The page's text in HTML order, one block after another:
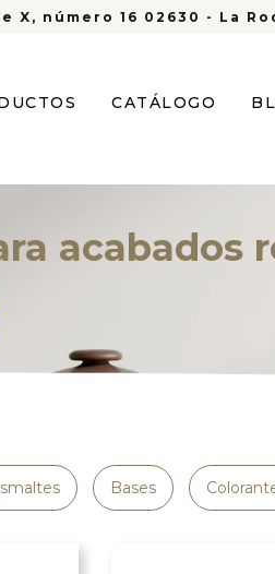
número 16 02630 - La
CATÁLOGO
acabados
Bases